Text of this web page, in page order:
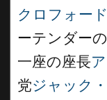
クロフォード
ーテンダーの
一座の座長
党ジャック